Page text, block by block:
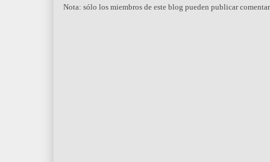
Nota: sólo los miembros de este blog pueden publicar